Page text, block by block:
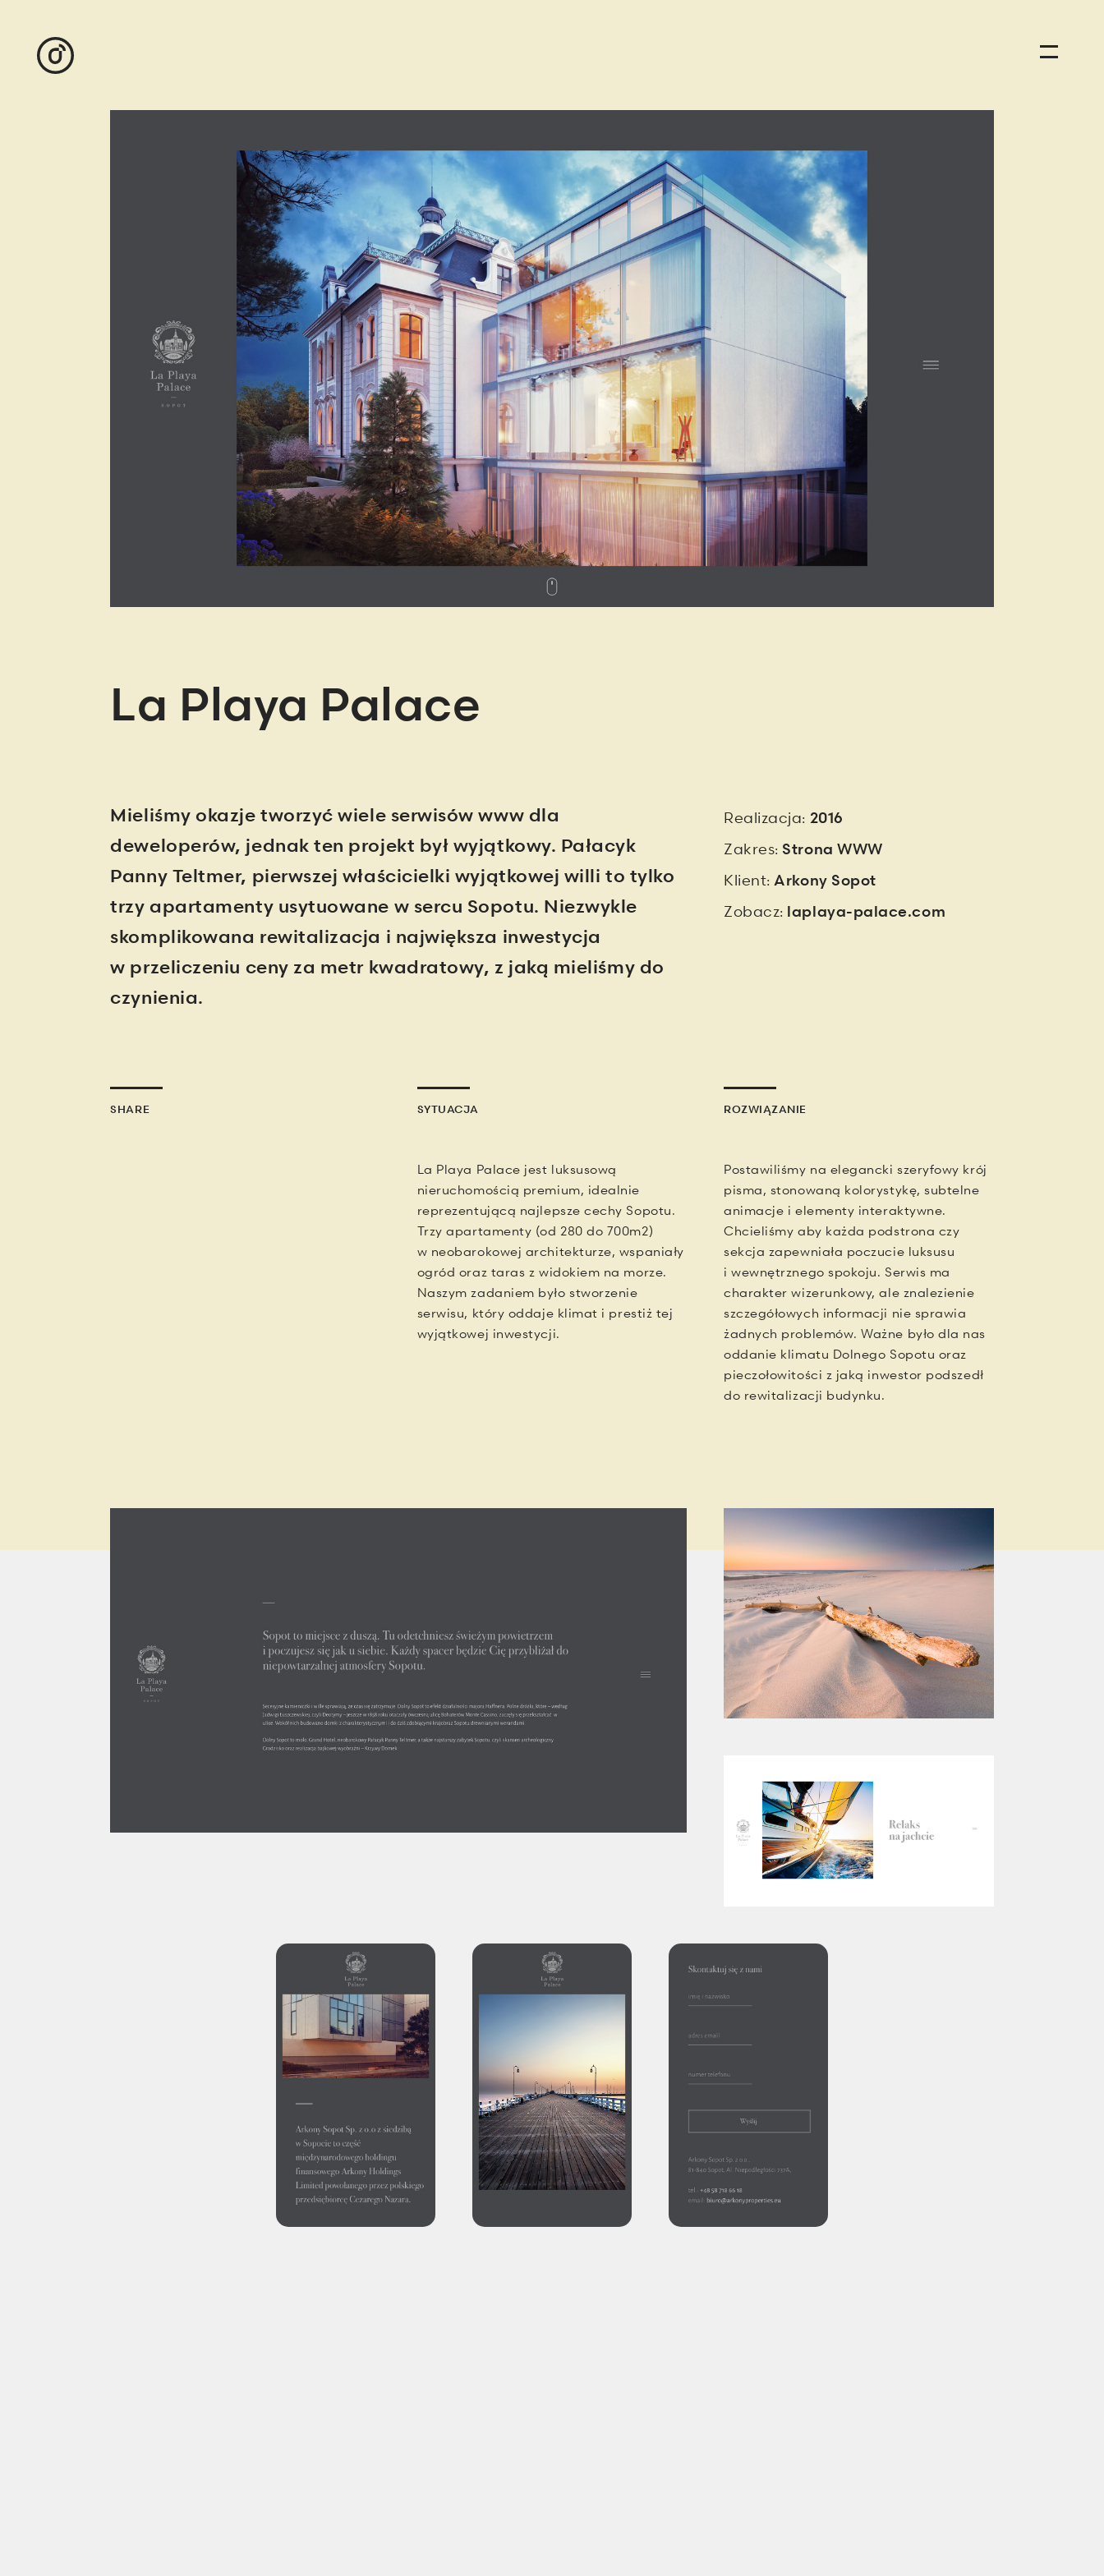
La Playa Palace
Mieliśmy okazje tworzyć wiele serwisów www dla
deweloperów, jednak ten projekt był wyjątkowy. Pałacyk
Panny Teltmer, pierwszej właścicielki wyjątkowej willi to tylko
trzy apartamenty usytuowane w sercu Sopotu. Niezwykle
skomplikowana rewitalizacja i największa inwestycja
w przeliczeniu ceny za metr kwadratowy, z jaką mieliśmy do
czynienia.
Realizacja: 2016
Zakres: Strona WWW
Klient: Arkony Sopot
Zobacz: laplaya-palace.com
SHARE SYTUACJA
La Playa Palace jest luksusową
nieruchomością premium, idealnie
reprezentującą najlepsze cechy Sopotu.
Trzy apartamenty (od 280 do 700m2)
w neobarokowej architekturze, wspaniały
ogród oraz taras z widokiem na morze.
Naszym zadaniem było stworzenie
serwisu, który oddaje klimat i prestiż tej
wyjątkowej inwestycji.
ROZWIĄZANIE
Postawiliśmy na elegancki szeryfowy krój
pisma, stonowaną kolorystykę, subtelne
animacje i elementy interaktywne.
Chcieliśmy aby każda podstrona czy
sekcja zapewniała poczucie luksusu
i wewnętrznego spokoju. Serwis ma
charakter wizerunkowy, ale znalezienie
szczegółowych informacji nie sprawia
żadnych problemów. Ważne było dla nas
oddanie klimatu Dolnego Sopotu oraz
pieczołowitości z jaką inwestor podszedł
do rewitalizacji budynku.